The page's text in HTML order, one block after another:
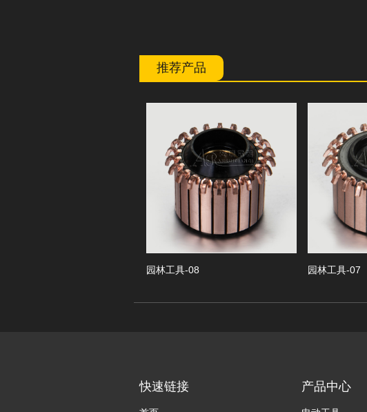
推荐产品
Previous
园林工具-08 园林工具-07
快速链接 产品中心